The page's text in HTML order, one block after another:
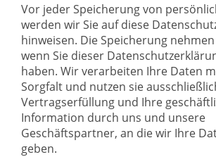
Vor jeder Speicherung von
werden wir Sie auf diese
hinweisen. Die Speicherung
wenn Sie dieser
haben. Wir verarbeiten Ihre Daten
Sorgfalt und nutzen sie
Vertragserfüllung und Ihre
Information durch uns und unsere
Geschäftspartner, an die wir Ihre
geben.